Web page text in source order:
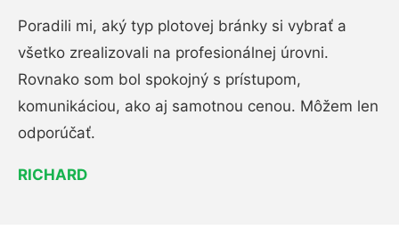
Poradili mi, aký typ plotovej bránky si vybrať a
všetko zrealizovali na profesionálnej úrovni.
Rovnako som bol spokojný s prístupom,
komunikáciou, ako aj samotnou cenou. Môžem len
odporúčať.
RICHARD